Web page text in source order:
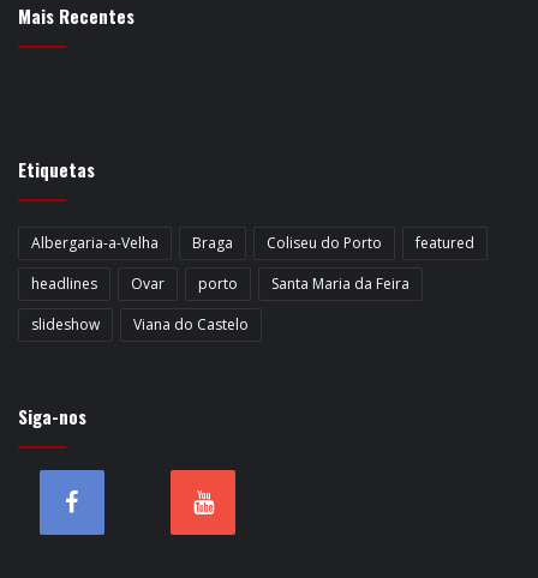
Mais Recentes
Etiquetas
Albergaria-a-Velha Braga Coliseu do Porto
featured
headlines
Ovar porto
Santa Maria da Feira
slideshow
Viana do Castelo
Siga-nos